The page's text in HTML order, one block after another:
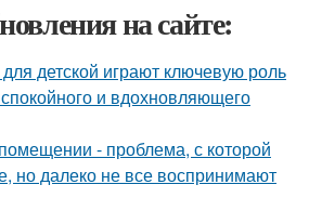
на сайте:
детской играют ключевую роль
и вдохновляющего
- проблема, с которой
но далеко не все воспринимают